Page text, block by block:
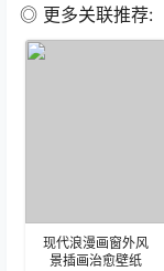
◎ 更多关联推荐:
现代浪漫画窗外风
景插画治愈壁纸